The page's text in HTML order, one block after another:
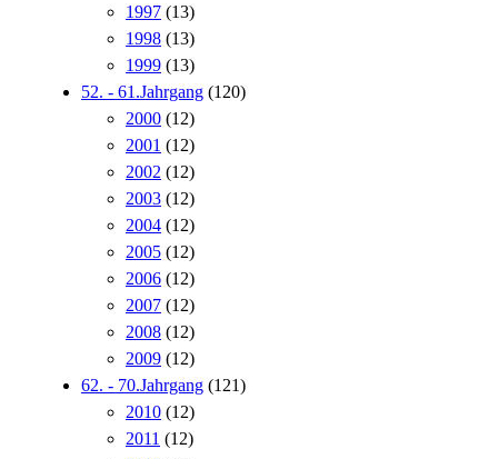
1997 (13)
1998 (13)
1999 (13)
52. - 61.Jahrgang (120)
2000 (12)
2001 (12)
2002 (12)
2003 (12)
2004 (12)
2005 (12)
2006 (12)
2007 (12)
2008 (12)
2009 (12)
62. - 70.Jahrgang (121)
2010 (12)
2011 (12)